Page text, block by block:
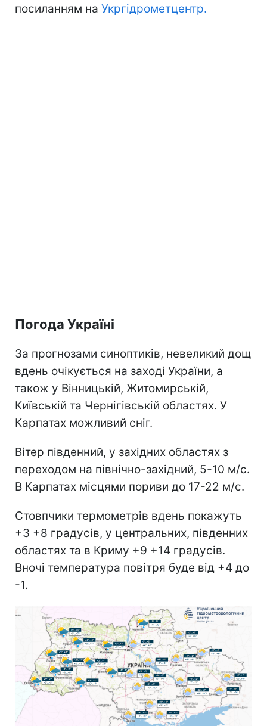
посиланням на Укргідрометцентр.
Погода Україні
За прогнозами синоптиків, невеликий дощ
вдень очікується на заході України, а
також у Вінницькій, Житомирській,
Київській та Чернігівській областях. У
Карпатах можливий сніг.
Вітер південний, у західних областях з
переходом на північно-західний, 5-10 м/с.
В Карпатах місцями пориви до 17-22 м/с.
Стовпчики термометрів вдень покажуть
+3 +8 градусів, у центральних, південних
областях та в Криму +9 +14 градусів.
Вночі температура повітря буде від +4 до
-1.